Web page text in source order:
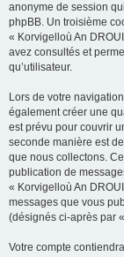
anonyme de session
phpBB. Un troisième
« Korvigelloù An
avez consultés et
qu’utilisateur.
Lors de votre
également créer une
est prévu pour couvrir
seconde manière est
que nous collectons.
publication de
« Korvigelloù An
messages que vous
(désignés ci-après par
Votre compte